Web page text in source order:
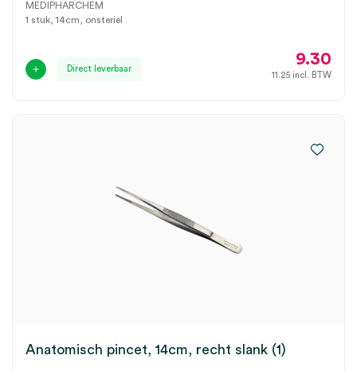
MEDIPHARCHEM
1 stuk, 14cm, onsteriel
Direct leverbaar
9.30
11.25 incl. BTW
Anatomisch pincet, 14cm, recht slank (1)